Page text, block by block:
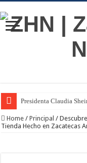
Presidenta Claudia
Home / Principal /
Tienda Hecho en Zacatecas